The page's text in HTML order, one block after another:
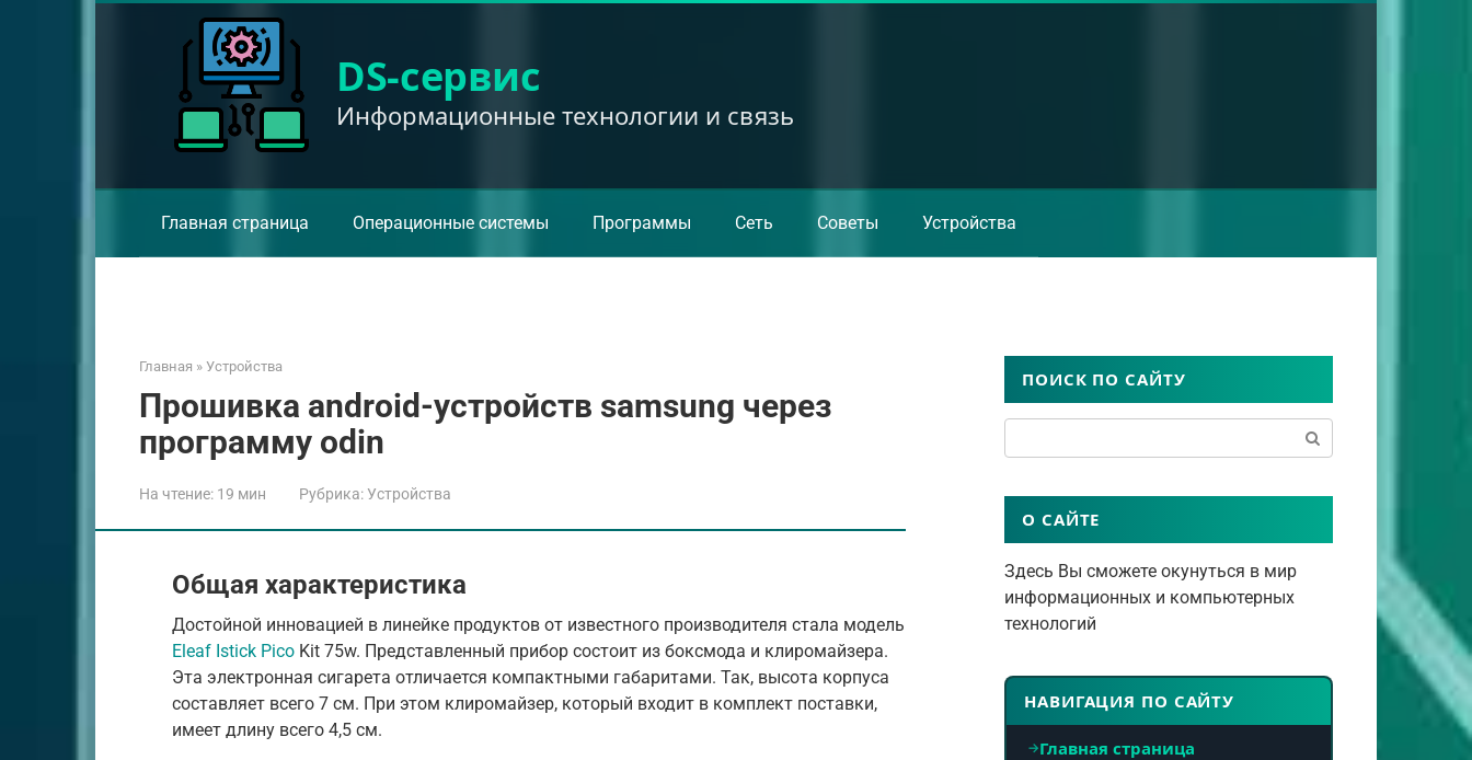
DS-сервис
Информационные технологии и связь
Главная страница Операционные системы Программы Сеть Советы Устройства
Главная » Устройства
Прошивка android-устройств samsung через
программу odin
На чтение: 19 мин Рубрика:Устройства
Общая характеристика
Достойной инновацией в линейке продуктов от известного производителя стала модель
Eleaf Istick Pico Kit 75w. Представленный прибор состоит из боксмода и клиромайзера.
Эта электронная сигарета отличается компактными габаритами. Так, высота корпуса
составляет всего 7 см. При этом клиромайзер, который входит в комплект поставки,
имеет длину всего 4,5 см.
ПОИСК ПО САЙТУ
О САЙТЕ
Здесь Вы сможете окунуться в мир
информационных и компьютерных
технологий
НАВИГАЦИЯ ПО САЙТУ
Главная страница